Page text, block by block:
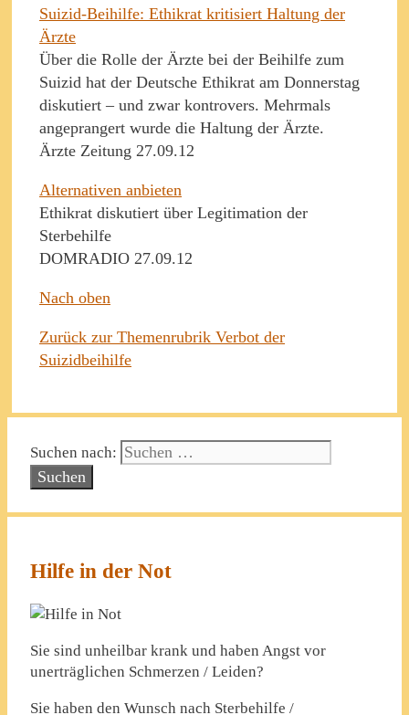
Suizid-Beihilfe: Ethikrat kritisiert Haltung der
Ärzte
Über die Rolle der Ärzte bei der Beihilfe zum
Suizid hat der Deutsche Ethikrat am Donnerstag
diskutiert – und zwar kontrovers. Mehrmals
angeprangert wurde die Haltung der Ärzte.
Ärzte Zeitung 27.09.12
Alternativen anbieten
Ethikrat diskutiert über Legitimation der
Sterbehilfe
DOMRADIO 27.09.12
Nach oben
Zurück zur Themenrubrik Verbot der
Suizidbeihilfe
Suchen nach:
Hilfe in der Not
Sie sind unheilbar krank und haben Angst vor
unerträglichen Schmerzen / Leiden?
Sie haben den Wunsch nach Sterbehilfe /